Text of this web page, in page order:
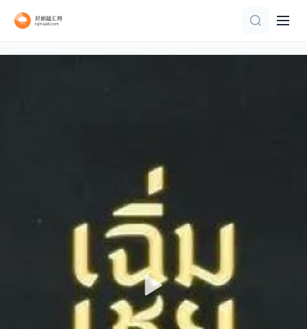
全集
已完结
全集
完结
全集
第40集完结
全集
全集
已完结
全03集